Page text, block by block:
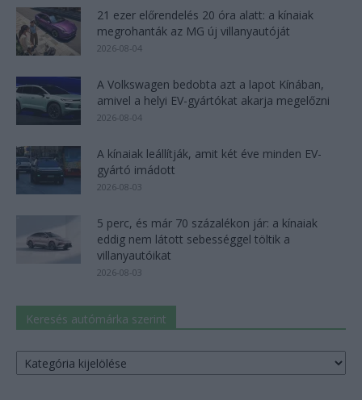
21 ezer előrendelés 20 óra alatt: a kínaiak
megrohanták az MG új villanyautóját
2026-08-04
A Volkswagen bedobta azt a lapot Kínában,
amivel a helyi EV-gyártókat akarja megelőzni
2026-08-04
A kínaiak leállítják, amit két éve minden EV-
gyártó imádott
2026-08-03
5 perc, és már 70 százalékon jár: a kínaiak
eddig nem látott sebességgel töltik a
villanyautóikat
2026-08-03
Keresés autómárka szerint
Keresés
autómárka